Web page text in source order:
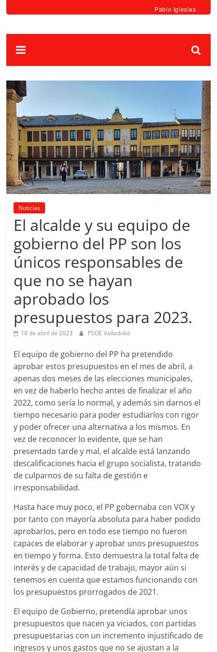
Pablo Iglesias
Noticias
El alcalde y su equipo de
gobierno del PP son los
únicos responsables de
que no se hayan
aprobado los
presupuestos para 2023.
18 de abril de 2023 PSOE Valladolid
El equipo de gobierno del PP ha pretendido
aprobar estos presupuestos en el mes de abril, a
apenas dos meses de las elecciones municipales,
en vez de haberlo hecho antes de finalizar el año
2022, como sería lo normal, y además sin darnos el
tiempo necesario para poder estudiarlos con rigor
y poder ofrecer una alternativa a los mismos. En
vez de reconocer lo evidente, que se han
presentado tarde y mal, el alcalde está lanzando
descalificaciones hacia el grupo socialista, tratando
de culparnos de su falta de gestión e
irresponsabilidad.
Hasta hace muy poco, el PP gobernaba con VOX y
por tanto con mayoría absoluta para haber podido
aprobarlos, pero en todo ese tiempo no fueron
capaces de elaborar y aprobar unos presupuestos
en tiempo y forma. Esto demuestra la total falta de
interés y de capacidad de trabajo, mayor aún si
tenemos en cuenta que estamos funcionando con
los presupuestos prorrogados de 2021.
El equipo de Gobierno, pretendía aprobar unos
presupuestos que nacen ya viciados, con partidas
presupuestarias con un incremento injustificado de
ingresos y unos gastos que no se ajustan a la